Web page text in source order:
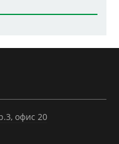
офис 20